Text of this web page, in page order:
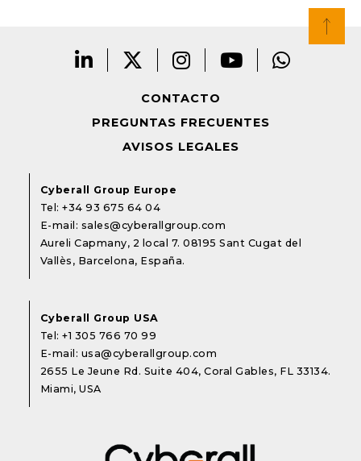
CONTACTO
PREGUNTAS FRECUENTES
AVISOS LEGALES
Cyberall Group Europe
Tel:+34 93 675 64 04
E-mail: sales@cyberallgroup.com
Aureli Capmany, 2 local 7. 08195 Sant Cugat del
Vallès, Barcelona, España.
Cyberall Group USA
Tel:+1 305 766 70 99
E-mail: usa@cyberallgroup.com
2655 Le Jeune Rd. Suite 404, Coral Gables, FL 33134.
Miami, USA